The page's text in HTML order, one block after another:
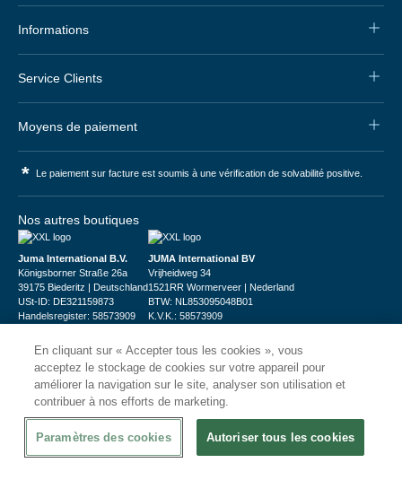
Informations
Service Clients
Moyens de paiement
* Le paiement sur facture est soumis à une vérification de solvabilité positive.
Nos autres boutiques
Juma International B.V.
Königsborner Straße 26a
39175 Biederitz | Deutschland
USt-ID: DE321159873
Handelsregister: 58573909
JUMA International BV
Vrijheidweg 34
1521RR Wormerveer | Nederland
BTW: NL853095048B01
K.V.K.: 58573909
© 2026CHRshop
En cliquant sur « Accepter tous les cookies », vous
acceptez le stockage de cookies sur votre appareil pour
améliorer la navigation sur le site, analyser son utilisation et
contribuer à nos efforts de marketing.
Paramètres des cookies Autoriser tous les cookies